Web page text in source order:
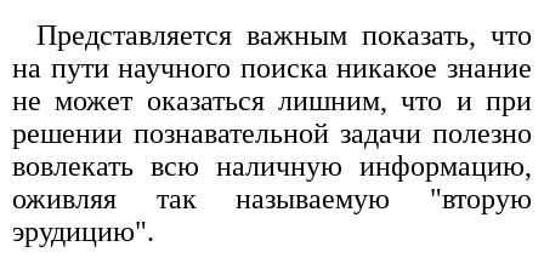
Представляется важным показать, что
на пути научного поиска никакое знание
не может оказаться лишним, что и при
решении познавательной задачи полезно
вовлекать всю наличную информацию,
оживляя так называемую "вторую
эрудицию".